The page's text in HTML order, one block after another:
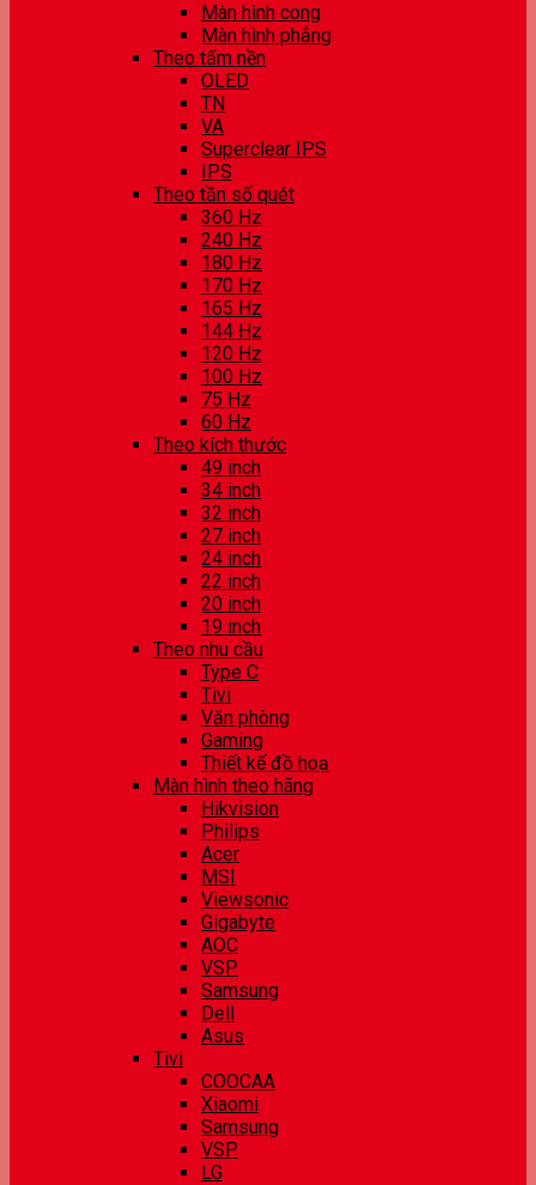
Màn hình cong
Màn hình phẳng
Theo tấm nền
OLED
TN
VA
Superclear IPS
IPS
Theo tần số quét
360 Hz
240 Hz
180 Hz
170 Hz
165 Hz
144 Hz
120 Hz
100 Hz
75 Hz
60 Hz
Theo kích thước
49 inch
34 inch
32 inch
27 inch
24 inch
22 inch
20 inch
19 inch
Theo nhu cầu
Type C
Tivi
Văn phòng
Gaming
Thiết kế đồ hoạ
Màn hình theo hãng
Hikvision
Philips
Acer
MSI
Viewsonic
Gigabyte
AOC
VSP
Samsung
Dell
Asus
Tivi
COOCAA
Xiaomi
Samsung
VSP
LG